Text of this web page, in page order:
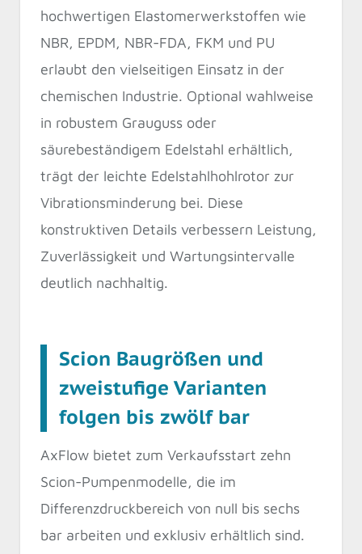
hochwertigen Elastomerwerkstoffen wie
NBR, EPDM, NBR-FDA, FKM und PU
erlaubt den vielseitigen Einsatz in der
chemischen Industrie. Optional wahlweise
in robustem Grauguss oder
säurebeständigem Edelstahl erhältlich,
trägt der leichte Edelstahlhohlrotor zur
Vibrationsminderung bei. Diese
konstruktiven Details verbessern Leistung,
Zuverlässigkeit und Wartungsintervalle
deutlich nachhaltig.
Scion Baugrößen und
zweistufige Varianten
folgen bis zwölf bar
AxFlow bietet zum Verkaufsstart zehn
Scion-Pumpenmodelle, die im
Differenzdruckbereich von null bis sechs
bar arbeiten und exklusiv erhältlich sind.